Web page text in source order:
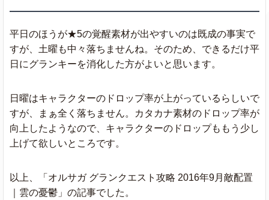
平日のほうが★5の覚醒素材が出やすいのは既成の事実で
すが、土曜も中々落ちませんね。そのため、できるだけ平
日にグランキーを消化した方がよいと思います。
日曜はキャラクターのドロップ率が上がっているらしいで
すが、まぁ全く落ちません。カタカナ素材のドロップ率が
向上したようなので、キャラクターのドロップももう少し
上げて欲しいところです。
以上、「オルサガ グランクエスト攻略 2016年9月敵配置
｜雲の憂鬱」の記事でした。